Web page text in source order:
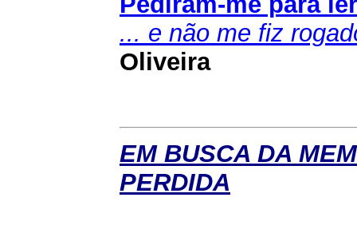
... e não me fiz
Oliveira
EM BUSCA DA
PERDIDA